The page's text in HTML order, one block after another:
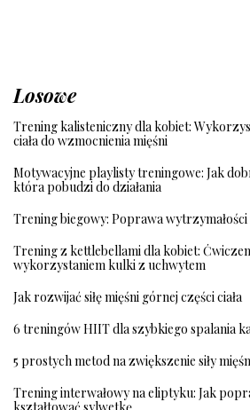
Losowe
Trening kalisteniczny dla kobiet:
ciała do wzmocnienia mięśni
Motywacyjne playlisty treningowe: Jak
która pobudzi do działania
Trening biegowy: Poprawa
Trening z kettlebellami dla kobiet:
wykorzystaniem kulki z uchwytem
Jak rozwijać siłę mięśni górnej części ciała
6 treningów HIIT dla szybkiego spalania
5 prostych metod na zwiększenie siły
Trening interwałowy na eliptyku: Jak